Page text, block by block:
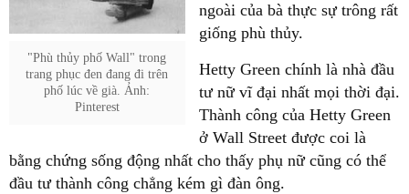
"Phù thủy phố Wall" trong
trang phục đen đang đi trên
phố lúc về già. Ảnh:
Pinterest
ngoài của bà thực sự trông rất
giống phù thủy.
Hetty Green chính là nhà đầu
tư nữ vĩ đại nhất mọi thời đại.
Thành công của Hetty Green
ở Wall Street được coi là
bằng chứng sống động nhất cho thấy phụ nữ cũng có thể
đầu tư thành công chẳng kém gì đàn ông.